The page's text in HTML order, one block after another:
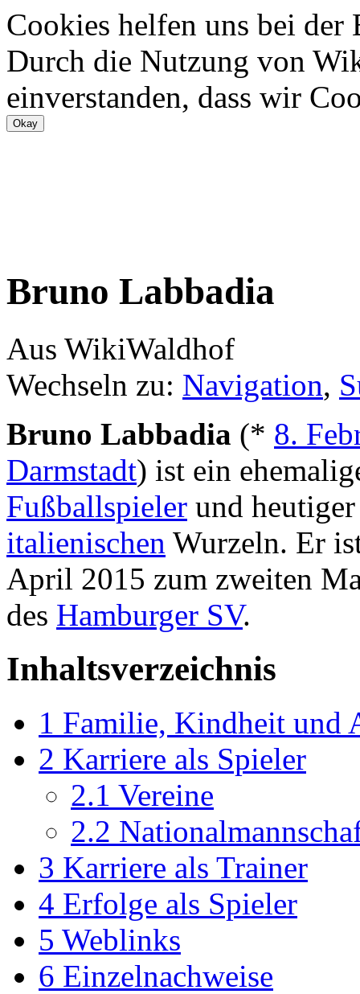
Cookies helfen uns bei
Durch die Nutzung von
einverstanden, dass wir
Bruno Labbadia
Aus WikiWaldhof
Wechseln zu: Navigation,
Bruno Labbadia (* 8.
Darmstadt) ist ein
Fußballspieler und
italienischen Wurzeln. Er
April 2015 zum zweiten
des Hamburger SV.
Inhaltsverzeichnis
1 Familie, Kindheit und
2 Karriere als Spieler
2.1 Vereine
2.2
3 Karriere als Trainer
4 Erfolge als Spieler
5 Weblinks
6 Einzelnachweise